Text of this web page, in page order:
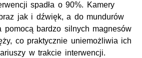
spadła o 90%. Kamery
jak i dźwięk, a do mundurów
pomocą bardzo silnych magnesów
co praktycznie uniemożliwia ich
w trakcie interwencji.